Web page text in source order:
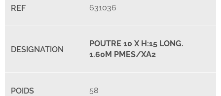
631036
POUTRE 10 X H:15 LONG.
1.60M PMES/XA2
58